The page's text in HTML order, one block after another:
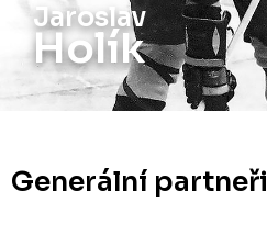
Jiří
Holík
Generální partneři